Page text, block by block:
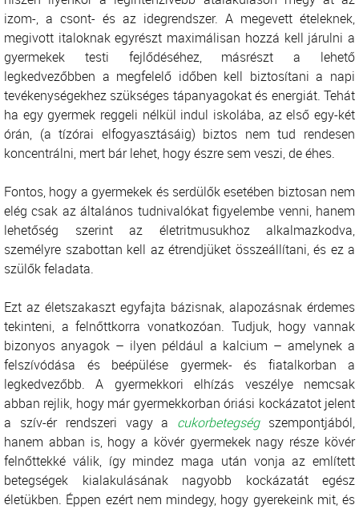
izom-, a csont- és az idegrendszer. A megevett ételeknek,
megivott italoknak egyrészt maximálisan hozzá kell járulni a
gyermekek testi fejlődéséhez, másrészt a lehető
legkedvezőbben a megfelelő időben kell biztosítani a napi
tevékenységekhez szükséges tápanyagokat és energiát. Tehát
ha egy gyermek reggeli nélkül indul iskolába, az első egy-két
órán, (a tízórai elfogyasztásáig) biztos nem tud rendesen
koncentrálni, mert bár lehet, hogy észre sem veszi, de éhes.
Fontos, hogy a gyermekek és serdülők esetében biztosan nem
elég csak az általános tudnivalókat figyelembe venni, hanem
lehetőség szerint az életritmusukhoz alkalmazkodva,
személyre szabottan kell az étrendjüket összeállítani, és ez a
szülők feladata.
Ezt az életszakaszt egyfajta bázisnak, alapozásnak érdemes
tekinteni, a felnőttkorra vonatkozóan. Tudjuk, hogy vannak
bizonyos anyagok – ilyen például a kalcium – amelynek a
felszívódása és beépülése gyermek- és fiatalkorban a
legkedvezőbb. A gyermekkori elhízás veszélye nemcsak
abban rejlik, hogy már gyermekkorban óriási kockázatot jelent
a szív-ér rendszeri vagy a cukorbetegségszempontjából,
hanem abban is, hogy a kövér gyermekek nagy része kövér
felnőttekké válik, így mindez maga után vonja az említett
betegségek kialakulásának nagyobb kockázatát egész
életükben. Éppen ezért nem mindegy, hogy gyerekeink mit, és